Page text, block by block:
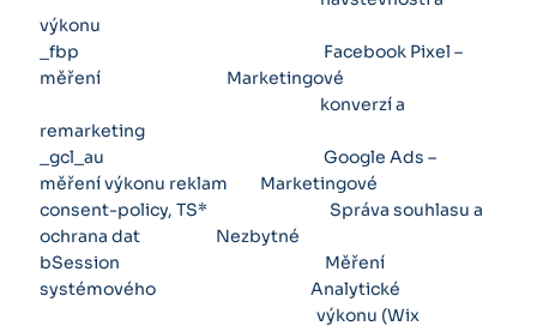
výkonu
_fbp Facebook Pixel –
měření Marketingové
konverzí a
remarketing
_gcl_au Google Ads –
měření výkonu reklam Marketingové
consent-policy, TS* Správa souhlasu a
ochrana dat Nezbytné
bSession Měření
systémového Analytické
výkonu (Wix